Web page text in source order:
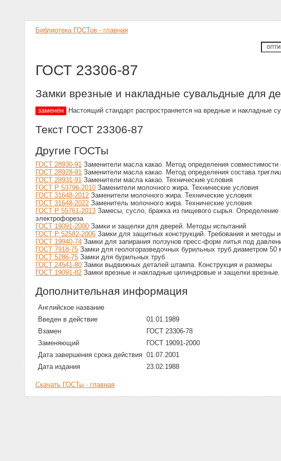
Библиотека ГОСТов - главная
ГОСТ 23306-87
Замки врезные и накладные сувальдные для
заменён Настоящий стандарт распространяется на вредные и накладные
Текст ГОСТ 23306-87
Другие ГОСТы
ГОСТ 28930-91 Заменители масла какао. Метод определения совместимости
ГОСТ 28928-91 Заменители масла какао. Метод определения состава
ГОСТ 28931-91 Заменители масла какао. Технические условия
ГОСТ Р 53796-2010 Заменители молочного жира. Технические условия
ГОСТ 31648-2012 Заменители молочного жира. Технические условия
ГОСТ 31648-2022 Заменитель молочного жира. Технические условия
ГОСТ Р 55761-2013 Замесы, сусло, бражка из пищевого сырья. Определение
электрофореза
ГОСТ 19091-2000 Замки и защелки для дверей. Методы испытаний
ГОСТ Р 52582-2006 Замки для защитных конструкций. Требования и методы
ГОСТ 19940-74 Замки для запирания ползунов пресс-форм литья под
ГОСТ 7918-75 Замки для геологоразведочных бурильных труб диаметром 50
ГОСТ 5286-75 Замки для бурильных труб
ГОСТ 24541-80 Замки выдвижных деталей штампа. Конструкция и размеры
ГОСТ 19091-82 Замки врезные и накладные цилиндровые и защелки
Дополнительная информация
Английское название
Введен в действие
01.01.1989
Взамен
ГОСТ 23306-78
Заменяющий
ГОСТ 19091-2000
Дата завершения срока действия 01.07.2001
Дата издания
23.02.1988
Скачать ГОСТы - главная